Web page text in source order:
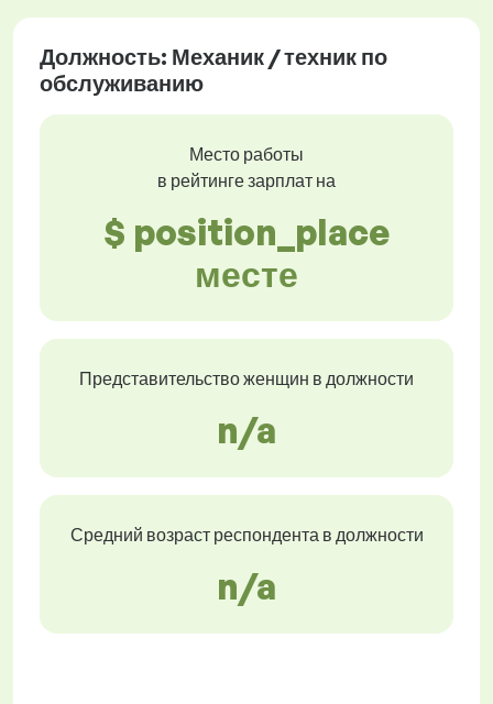
Должность: Механик / техник по
обслуживанию
Место работы
в рейтинге зарплат на
$ position_place
месте
Представительство женщин в должности
n/a
Средний возраст респондента в должности
n/a